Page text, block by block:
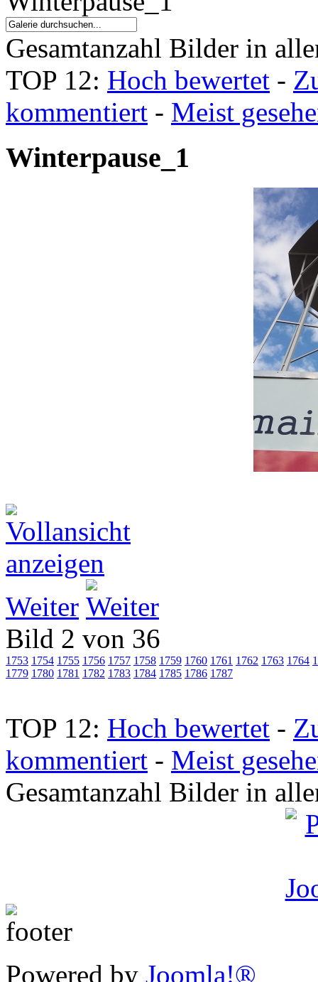
Gesamtanzahl Bilder in
TOP 12: Hoch bewertet -
kommentiert - Meist
Winterpause_1
Weiter
Bild 2 von 36
1753 1754 1755 1756 1757 1758 1759 1760 1761 1762 1763 1764
1779 1780 1781 1782 1783 1784 1785 1786 1787
TOP 12: Hoch bewertet -
kommentiert - Meist
Gesamtanzahl Bilder in
Powered by Joomla!®